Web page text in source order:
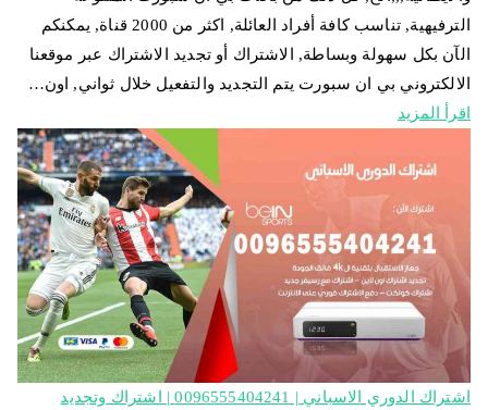
الترفيهية, تناسب كافة أفراد العائلة, اكثر من 2000 قناة, يمكنكم
الآن بكل سهولة وبساطة, الاشتراك أو تجديد الاشتراك عبر موقعنا
الالكتروني بي ان سبورت يتم التجديد والتفعيل خلال ثواني, اون…
اقرأ المزيد
اشتراك الدوري الاسباني | 0096555404241 | اشتراك وتجديد